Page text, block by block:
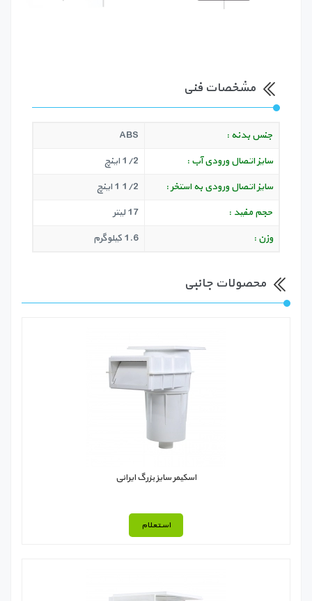
مشخصات فنی
جنس بدنه :
ABS
سایز اتصال ورودی آب :
1/2 اینچ
سایز اتصال ورودی به استخر :
1/2 1 اینچ
حجم مفید :
17 لیتر
وزن :
1.6 کیلوگرم
محصولات جانبی
اسکیمر سایز بزرگ ایرانی
استعلام